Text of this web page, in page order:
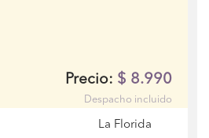
Precio: $ 8.990
Despacho incluido
La Florida